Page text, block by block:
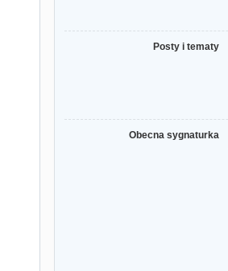
Posty i tematy
Obecna sygnaturka